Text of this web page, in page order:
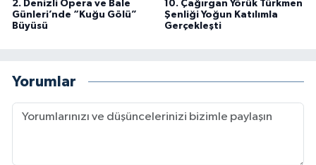
2. Denizli Opera ve Bale
Günleri’nde “Kuğu Gölü”
Büyüsü
10. Çağırgan Yörük Türkmen
Şenliği Yoğun Katılımla
Gerçekleşti
Yorumlar